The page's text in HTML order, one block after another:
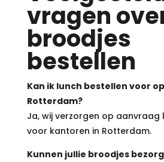
vragen
broodjes
bestellen
Kan ik lunch bestellen voor
Rotterdam?
Ja, wij verzorgen op aanvraag
voor kantoren in Rotterdam.
Kunnen jullie broodjes